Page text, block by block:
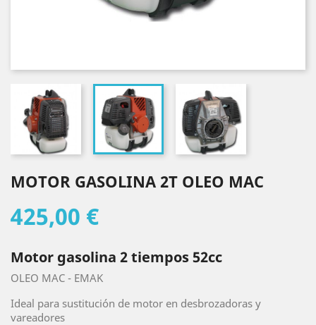
MOTOR GASOLINA 2T OLEO MAC
425,00 €
Motor gasolina 2 tiempos 52cc
OLEO MAC - EMAK
Ideal para sustitución de motor en desbrozadoras y
vareadores